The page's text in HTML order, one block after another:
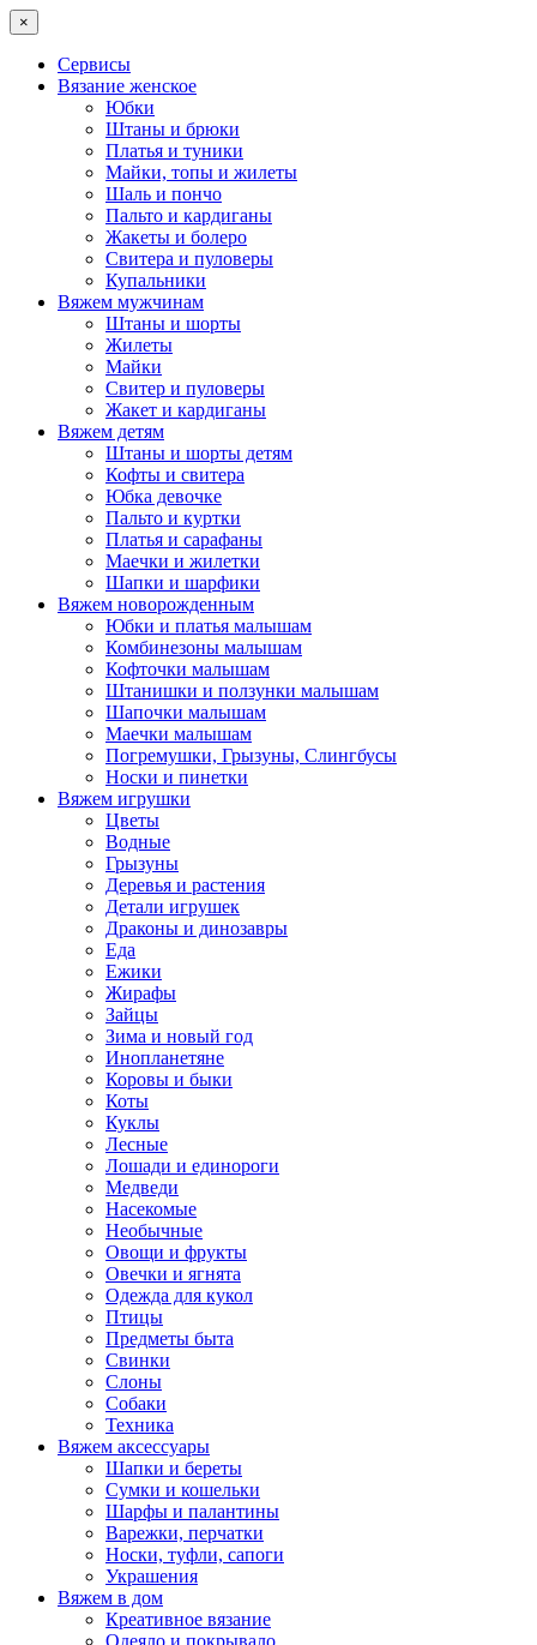
×
Сервисы
Вязание женское
Юбки
Штаны и брюки
Платья и туники
Майки, топы и жилеты
Шаль и пончо
Пальто и кардиганы
Жакеты и болеро
Свитера и пуловеры
Купальники
Вяжем мужчинам
Штаны и шорты
Жилеты
Майки
Свитер и пуловеры
Жакет и кардиганы
Вяжем детям
Штаны и шорты детям
Кофты и свитера
Юбка девочке
Пальто и куртки
Платья и сарафаны
Маечки и жилетки
Шапки и шарфики
Вяжем новорожденным
Юбки и платья малышам
Комбинезоны малышам
Кофточки малышам
Штанишки и ползунки малышам
Шапочки малышам
Маечки малышам
Погремушки, Грызуны, Слингбусы
Носки и пинетки
Вяжем игрушки
Цветы
Водные
Грызуны
Деревья и растения
Детали игрушек
Драконы и динозавры
Еда
Ежики
Жирафы
Зайцы
Зима и новый год
Инопланетяне
Коровы и быки
Коты
Куклы
Лесные
Лошади и единороги
Медведи
Насекомые
Необычные
Овощи и фрукты
Овечки и ягнята
Одежда для кукол
Птицы
Предметы быта
Свинки
Слоны
Собаки
Техника
Вяжем аксессуары
Шапки и береты
Сумки и кошельки
Шарфы и палантины
Варежки, перчатки
Носки, туфли, сапоги
Украшения
Вяжем в дом
Креативное вязание
Одеяло и покрывало